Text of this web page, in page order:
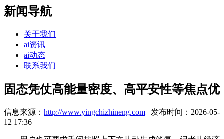
新闻导航
关于我们
ai资讯
ai动态
联系我们
固态凭仗高能量密度、高平安性等焦点优
信息来源： http://www.yingchizhineng.com | 发布时间：2026-05-
12 17:36